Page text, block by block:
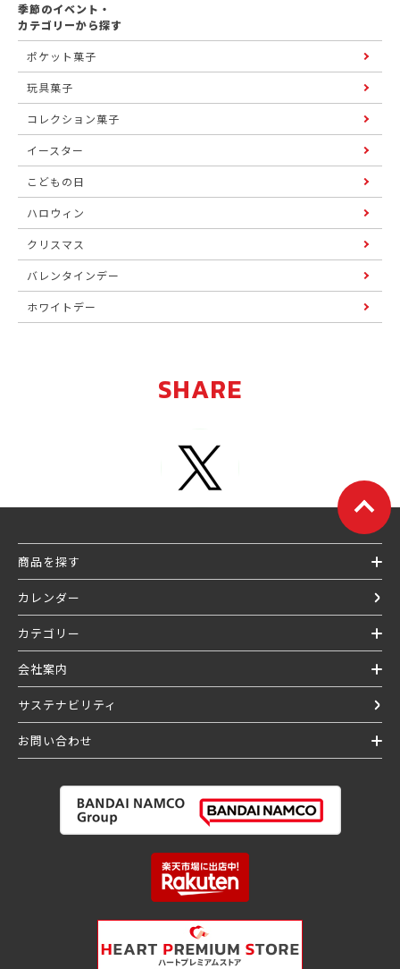
季節のイベント・
カテゴリーから探す
ポケット菓子
玩具菓子
コレクション菓子
イースター
こどもの日
ハロウィン
クリスマス
バレンタインデー
ホワイトデー
SHARE
商品を探す
カレンダー
カテゴリー
会社案内
サステナビリティ
お問い合わせ